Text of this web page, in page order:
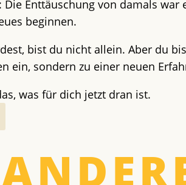
Enttäuschung von damals war
beginnen.
bist du nicht allein. Aber du
ein, sondern zu einer neuen
was für dich jetzt dran ist.